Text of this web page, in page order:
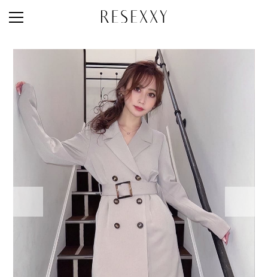
MAGAZINE
LOOK BOOK
NEW ARRIVAL
RANKING
STYLE PHOTO
SHOP LIST
CONCEPT
ONLINE STORE